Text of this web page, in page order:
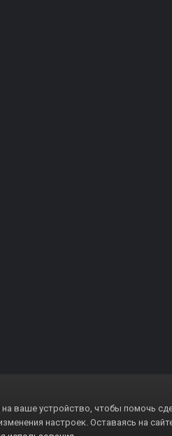
на ваше устройство, чтобы помочь
настроек. Оставаясь на